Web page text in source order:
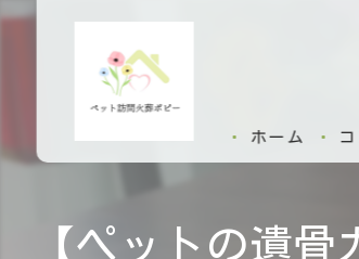
ホーム
【ペットの遺